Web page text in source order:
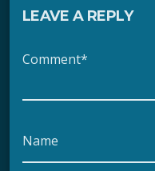
LEAVE A REPLY
Comment*
Name